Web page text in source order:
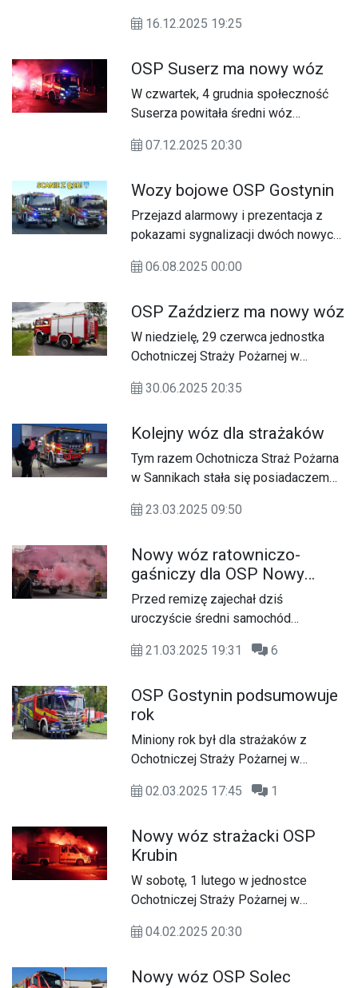
nadaniem i poświęceniem sztandaru
samochodu ratowniczo-gaśniczego
na podwoziu Scania do Ochotniczej
Straży Pożarnej w Suserzu.
16.12.2025 19:25
OSP Suserz ma nowy wóz
W czwartek, 4 grudnia społeczność
Suserza powitała średni wóz
zabudowie firmy Szczęśniak. Pojazd
15 pojazdów zaprzyjaźnionych
jednostek. Na miejscu druhowie
przywitali go racami.
07.12.2025 20:30
Wozy bojowe OSP Gostynin
Przejazd alarmowy i prezentacja z
pokazami sygnalizacji dwóch nowych
gaśniczych Scania P370 i Scania
Ochotniczej Straży Pożarnej w
Gostyninie.
06.08.2025 00:00
OSP Zaździerz ma nowy wóz
W niedzielę, 29 czerwca jednostka
Ochotniczej Straży Pożarnej w
30.06.2025 20:35
Kolejny wóz dla strażaków
Tym razem Ochotnicza Straż Pożarna
w Sannikach stała się posiadaczem
gaśniczego. Unia Europejska znowu
23.03.2025 09:50
Nowy wóz ratowniczo-
gaśniczy dla OSP Nowy
Duninów
Przed remizę zajechał dziś
uroczyście średni samochód
P460 z napędem 4x4.
21.03.2025 19:31 6
OSP Gostynin podsumowuje
rok
Miniony rok był dla strażaków z
Ochotniczej Straży Pożarnej w
działań ratowniczo-gaśniczych, ale
jednostki.
02.03.2025 17:45 1
Nowy wóz strażacki OSP
Krubin
W sobotę, 1 lutego w jednostce
Ochotniczej Straży Pożarnej w
powitanie nowego samochodu.
04.02.2025 20:30
Nowy wóz OSP Solec